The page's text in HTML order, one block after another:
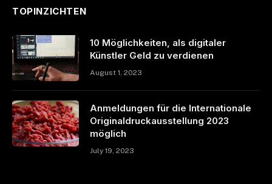
TOPINZICHTEN
10 Möglichkeiten, als digitaler
Künstler Geld zu verdienen
August 1, 2023
Anmeldungen für die Internationale
Originaldruckausstellung 2023
möglich
July 19, 2023